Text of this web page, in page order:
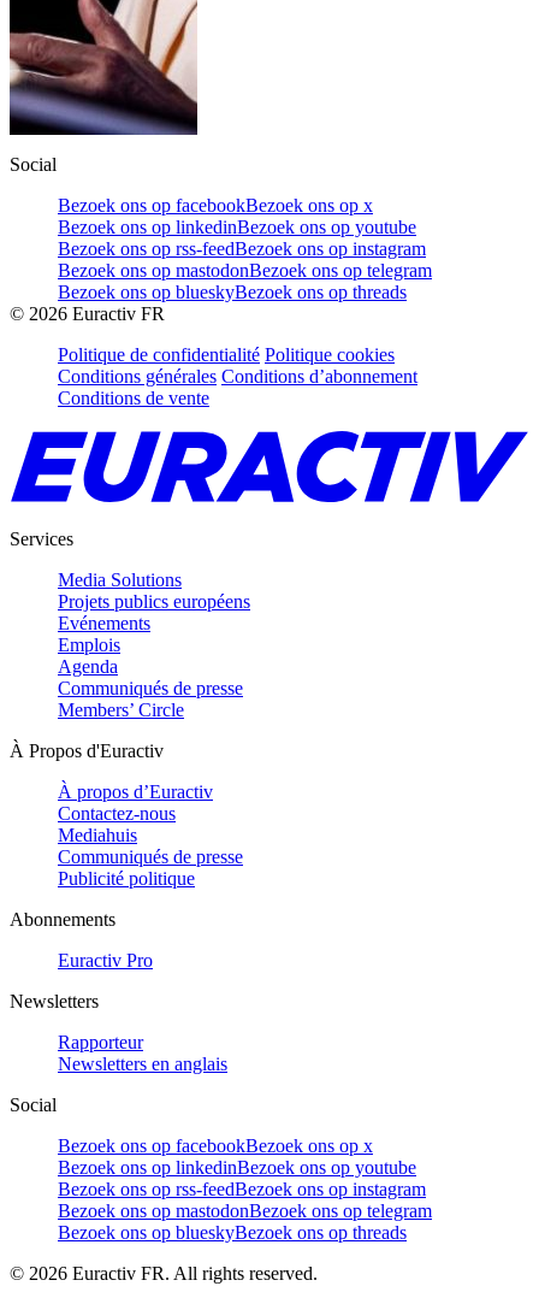
Social
Bezoek ons op facebookBezoek ons op x
Bezoek ons op linkedinBezoek ons op youtube
Bezoek ons op rss-feedBezoek ons op instagram
Bezoek ons op mastodonBezoek ons op telegram
Bezoek ons op blueskyBezoek ons op threads
© 2026 Euractiv FR
Politique de confidentialité Politique cookies
Conditions générales Conditions d’abonnement
Conditions de vente
Services
Media Solutions
Projets publics européens
Evénements
Emplois
Agenda
Communiqués de presse
Members’ Circle
À Propos d'Euractiv
À propos d’Euractiv
Contactez-nous
Mediahuis
Communiqués de presse
Publicité politique
Abonnements
Euractiv Pro
Newsletters
Rapporteur
Newsletters en anglais
Social
Bezoek ons op facebookBezoek ons op x
Bezoek ons op linkedinBezoek ons op youtube
Bezoek ons op rss-feedBezoek ons op instagram
Bezoek ons op mastodonBezoek ons op telegram
Bezoek ons op blueskyBezoek ons op threads
© 2026 Euractiv FR. All rights reserved.